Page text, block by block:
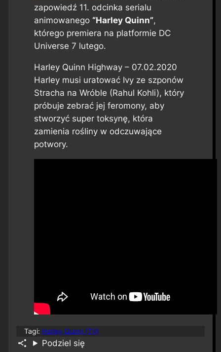
zapowiedź 11. odcinka serialu
animowanego “Harley Quinn”,
którego premiera na platformie DC
Universe 7 lutego.
Harley Quinn Highway – 07.02.2020
Harley musi uratować Ivy ze szponów
Stracha na Wróble (Rahul Kohli), który
próbuje zebrać jej feromony, aby
stworzyć super toksynę, która
zamienia rośliny w odczuwające
potwory.
Tagi: Harley Quinn (TV)
Podziel się